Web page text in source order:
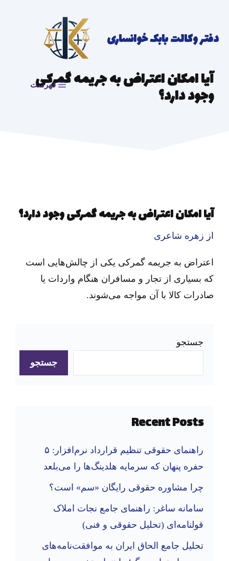
محتوادفتر وکالت بابک خوانساری
فهرست
آیا امکان اعتراض به جریمه گمرکی
وجود دارد؟
آیا امکان اعتراض به جریمه گمرکی وجود دارد؟
از زهره شاعری
اعتراض به جریمه گمرکی یکی از چالش‌هایی است
که بسیاری از تجار و مسافران هنگام واردات یا
صادرات کالا با آن مواجه می‌شوند.
جستجو
جستجو
Recent Posts
راهنمای حقوقی تنظیم قرارداد نرم‌افزار: ۵
حفره پنهان که سرمایه هلدینگ‌ها را می‌بلعد
چرا مشاوره حقوقی رایگان «سم» است؟
سامانه ساغر: راهنمای جامع نجات املاک
قولنامه‌ای (تحلیل حقوقی و فنی)
تحلیل جامع الحاق ایران به موافقت‌نامه‌های